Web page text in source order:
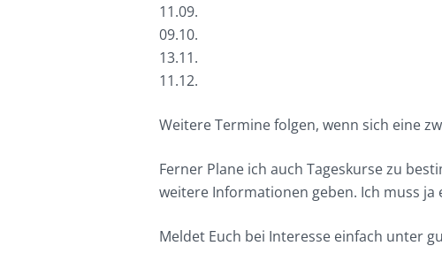
11.09.
09.10.
13.11.
11.12.
Weitere Termine folgen, wenn sich eine
Ferner Plane ich auch Tageskurse zu
weitere Informationen geben. Ich muss
Meldet Euch bei Interesse einfach unter